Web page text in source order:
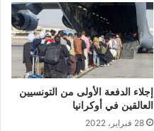
إجلاء الدفعة الأولى من التونسيين
العالقين في أوكرانيا
28 فبراير، 2022